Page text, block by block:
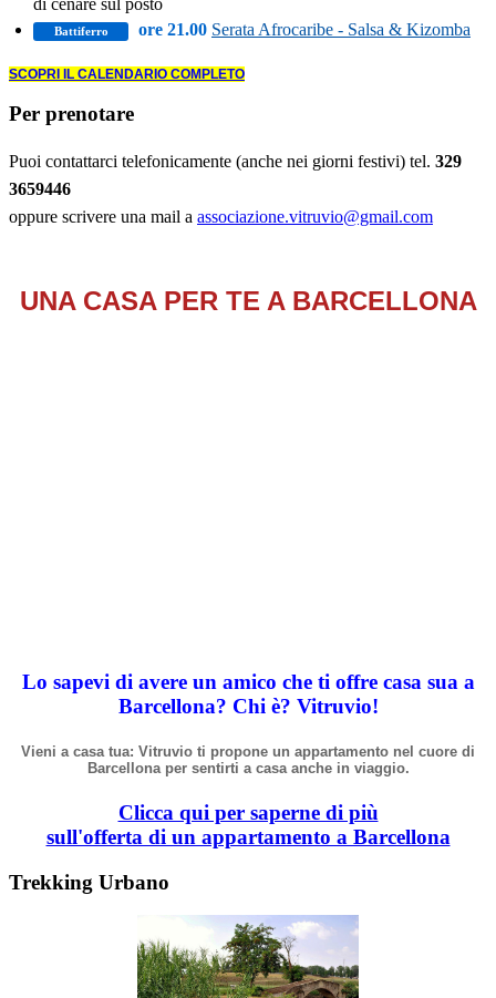
Battiferro ore 21.00 Serata Afrocaribe - Salsa & Kizomba
SCOPRI IL CALENDARIO COMPLETO
Per prenotare
Puoi contattarci telefonicamente (anche nei giorni festivi) tel. 329
3659446
oppure scrivere una mail a associazione.vitruvio@gmail.com
UNA CASA PER TE A BARCELLONA
Lo sapevi di avere un amico che ti offre casa sua a
Barcellona? Chi è? Vitruvio!
Vieni a casa tua: Vitruvio ti propone un appartamento nel cuore di
Barcellona per sentirti a casa anche in viaggio.
Clicca qui per saperne di più
sull'offerta di un appartamento a Barcellona
Trekking Urbano